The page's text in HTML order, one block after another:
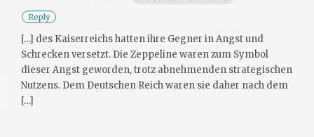
Reply
[…] des Kaiserreichs hatten ihre Gegner in Angst und
Schrecken versetzt. Die Zeppeline waren zum Symbol
dieser Angst geworden, trotz abnehmenden strategischen
Nutzens. Dem Deutschen Reich waren sie daher nach dem
[…]